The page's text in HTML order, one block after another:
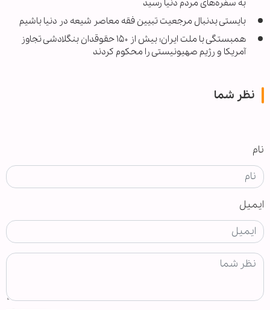
به سفره‌های مردم دنیا رسید
بایستی بدنبال مرجعیت تبیین فقه معاصر شیعه در دنیا باشیم
همبستگی با ملت ایران؛ بیش از ۱۵۰ حقوقدان بنگلادشی تجاوز
آمریکا و رژیم صهیونیستی را محکوم کردند
نظر شما
نام
ایمیل